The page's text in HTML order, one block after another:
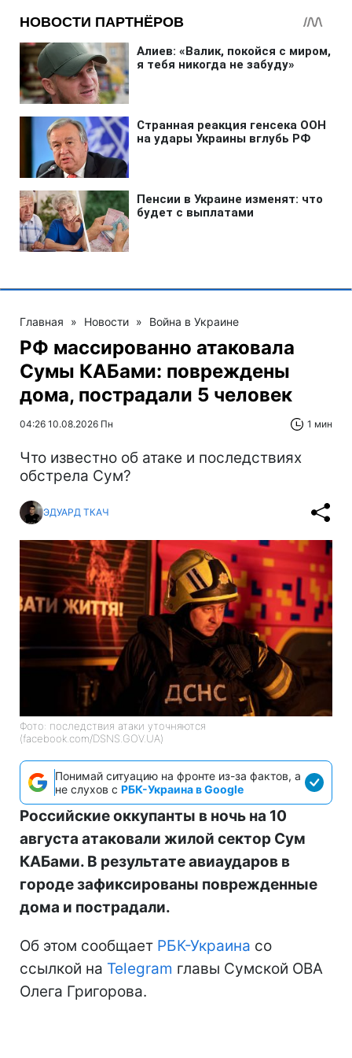
Главная » Новости » Война в Украине
РФ массированно атаковала
Сумы КАБами: повреждены
дома, пострадали 5 человек
04:26 10.08.2026 Пн 1 мин
Что известно об атаке и последствиях
обстрела Сум?
ЭДУАРД ТКАЧ
Фото: последствия атаки уточняются
(facebook.com/DSNS.GOV.UA)
Понимай ситуацию на фронте из-за фактов, а
не слухов с РБК-Украина в Google
Российские оккупанты в ночь на 10
августа атаковали жилой сектор Сум
КАБами. В результате авиаударов в
городе зафиксированы поврежденные
дома и пострадали.
Об этом сообщает РБК-Украина со
ссылкой на Telegram главы Сумской ОВА
Олега Григорова.